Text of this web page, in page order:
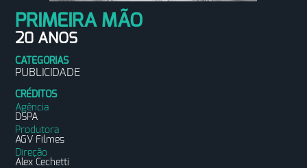
PRIMEIRA MÃO
20 ANOS
CATEGORIAS
PUBLICIDADE
CRÉDITOS
Agência
DSPA
Produtora
AGV Filmes
Direção
Alex Cechetti